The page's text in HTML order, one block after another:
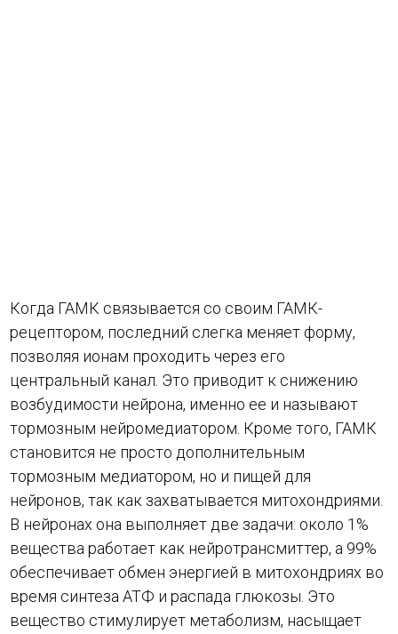
Когда ГАМК связывается со своим ГАМК-
рецептором, последний слегка меняет форму,
позволяя ионам проходить через его
центральный канал. Это приводит к снижению
возбудимости нейрона, именно ее и называют
тормозным нейромедиатором. Кроме того, ГАМК
становится не просто дополнительным
тормозным медиатором, но и пищей для
нейронов, так как захватывается митохондриями.
В нейронах она выполняет две задачи: около 1%
вещества работает как нейротрансмиттер, а 99%
обеспечивает обмен энергией в митохондриях во
время синтеза АТФ и распада глюкозы. Это
вещество стимулирует метаболизм, насыщает